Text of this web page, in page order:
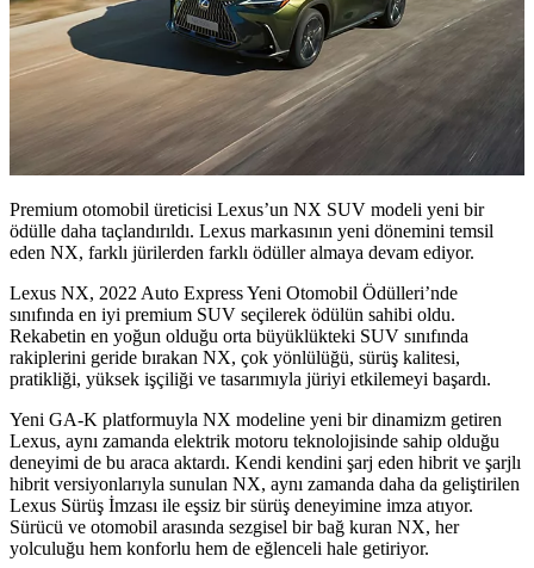
Premium otomobil üreticisi Lexus’un NX SUV modeli yeni bir
ödülle daha taçlandırıldı. Lexus markasının yeni dönemini temsil
eden NX, farklı jürilerden farklı ödüller almaya devam ediyor.
Lexus NX, 2022 Auto Express Yeni Otomobil Ödülleri’nde
sınıfında en iyi premium SUV seçilerek ödülün sahibi oldu.
Rekabetin en yoğun olduğu orta büyüklükteki SUV sınıfında
rakiplerini geride bırakan NX, çok yönlülüğü, sürüş kalitesi,
pratikliği, yüksek işçiliği ve tasarımıyla jüriyi etkilemeyi başardı.
Yeni GA-K platformuyla NX modeline yeni bir dinamizm getiren
Lexus, aynı zamanda elektrik motoru teknolojisinde sahip olduğu
deneyimi de bu araca aktardı. Kendi kendini şarj eden hibrit ve şarjlı
hibrit versiyonlarıyla sunulan NX, aynı zamanda daha da geliştirilen
Lexus Sürüş İmzası ile eşsiz bir sürüş deneyimine imza atıyor.
Sürücü ve otomobil arasında sezgisel bir bağ kuran NX, her
yolculuğu hem konforlu hem de eğlenceli hale getiriyor.